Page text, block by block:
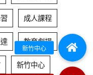
成人課程
教育劇場
新竹中心